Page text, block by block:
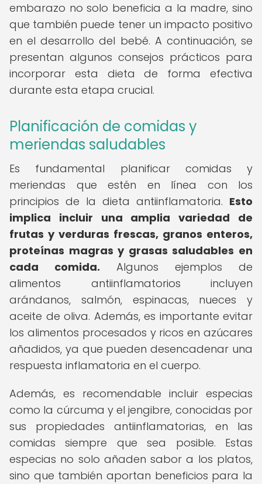
embarazo no solo beneficia a la madre, sino
que también puede tener un impacto positivo
en el desarrollo del bebé. A continuación, se
presentan algunos consejos prácticos para
incorporar esta dieta de forma efectiva
durante esta etapa crucial.
Planificación de comidas y
meriendas saludables
Es fundamental planificar comidas y
meriendas que estén en línea con los
principios de la dieta antiinflamatoria. Esto
implica incluir una amplia variedad de
frutas y verduras frescas, granos enteros,
proteínas magras y grasas saludables en
cada comida. Algunos ejemplos de
alimentos antiinflamatorios incluyen
arándanos, salmón, espinacas, nueces y
aceite de oliva. Además, es importante evitar
los alimentos procesados y ricos en azúcares
añadidos, ya que pueden desencadenar una
respuesta inflamatoria en el cuerpo.
Además, es recomendable incluir especias
como la cúrcuma y el jengibre, conocidas por
sus propiedades antiinflamatorias, en las
comidas siempre que sea posible. Estas
especias no solo añaden sabor a los platos,
sino que también aportan beneficios para la